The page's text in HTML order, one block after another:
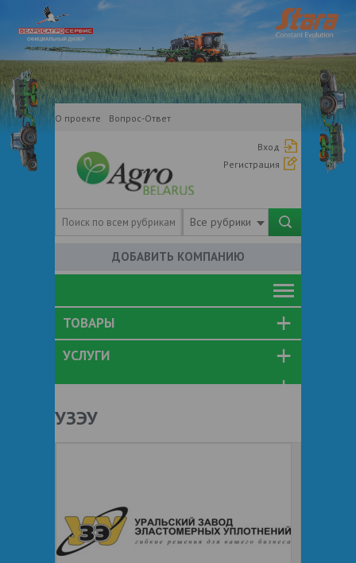
О проекте Вопрос-Ответ
Вход
Регистрация
Все рубрики
ДОБАВИТЬ КОМПАНИЮ
ТОВАРЫ
УСЛУГИ
УЗЭУ